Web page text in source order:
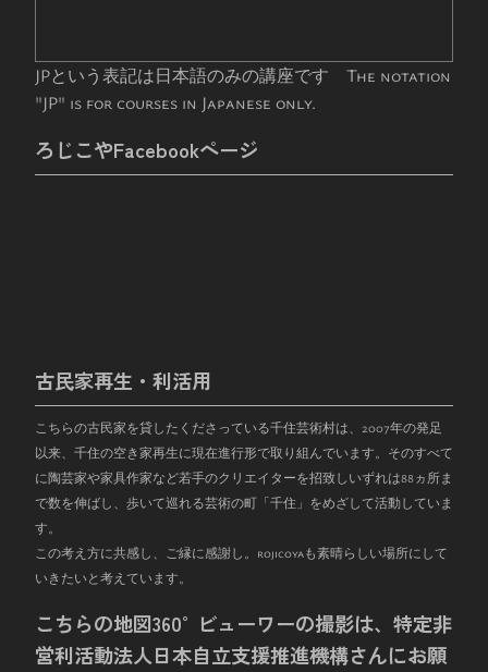
JPという表記は日本語のみの講座です The notation
"JP" is for courses in Japanese only.
ろじこやFacebookページ
古民家再生・利活用
こちらの古民家を貸したくださっている千住芸術村は、 2007年の発足
以来、千住の空き家再生に現在進行形で取り組んでいます。そのすべて
に陶芸家や家具作家など若手のクリエイターを招致しいずれは88ヵ所ま
で数を伸ばし、歩いて巡れる芸術の町「千住」をめざして活動していま
す。
この考え方に共感し、ご縁に感謝し。rojicoyaも素晴らしい場所にして
いきたいと考えています。
こちらの地図360°ビューワーの撮影は、特定非
営利活動法人日本自立支援推進機構さんにお願